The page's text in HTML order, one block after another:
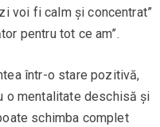
voi fi calm și concentrat”
pentru tot ce am”.
într-o stare pozitivă,
o mentalitate deschisă și
schimba complet